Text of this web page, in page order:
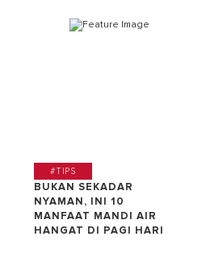
#TIPS
BUKAN SEKADAR
NYAMAN, INI 10
MANFAAT MANDI AIR
HANGAT DI PAGI HARI